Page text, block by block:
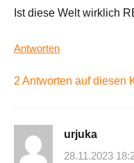
Ist diese Welt wirklich
Antworten
2 Antworten auf diesen
urjuka
28.11.2023